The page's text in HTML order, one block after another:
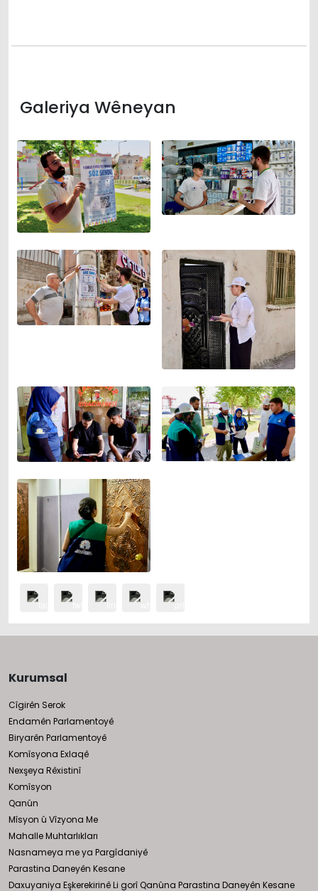
Galeriya Wêneyan
Kurumsal
Cîgirên Serok
Endamên Parlamentoyê
Biryarên Parlamentoyê
Komîsyona Exlaqê
Nexşeya Rêxistinî
Komîsyon
Qanûn
Mîsyon û Vîzyona Me
Mahalle Muhtarlıkları
Nasnameya me ya Pargîdaniyê
Parastina Daneyên Kesane
Daxuyaniya Eşkerekirinê Li gorî Qanûna Parastina Daneyên Kesane